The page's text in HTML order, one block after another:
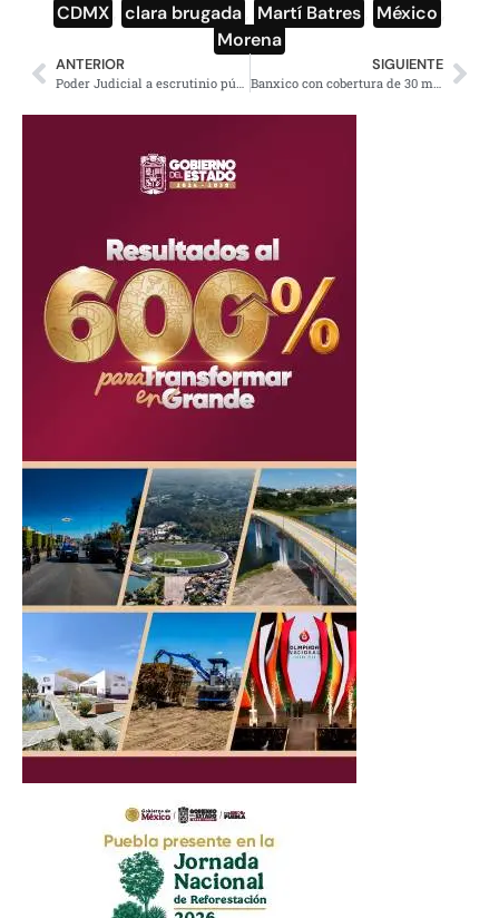
CDMX clara brugada Martí Batres México
Morena
ANTERIOR
Poder Judicial a escrutinio público insiste AMLO, jueces a votación
SIGUIENTE
Banxico con cobertura de 30 mil millones de dólares para estabilizar mercado